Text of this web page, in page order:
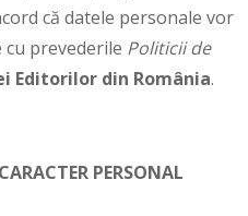
că datele personale vor
prevederile Politicii de
Editorilor din România.
PERSONAL